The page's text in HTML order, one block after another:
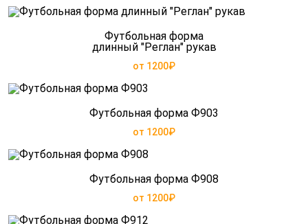
Футбольная форма
длинный "Реглан" рукав
от 1200₽
Футбольная форма Ф903
от 1200₽
Футбольная форма Ф908
от 1200₽